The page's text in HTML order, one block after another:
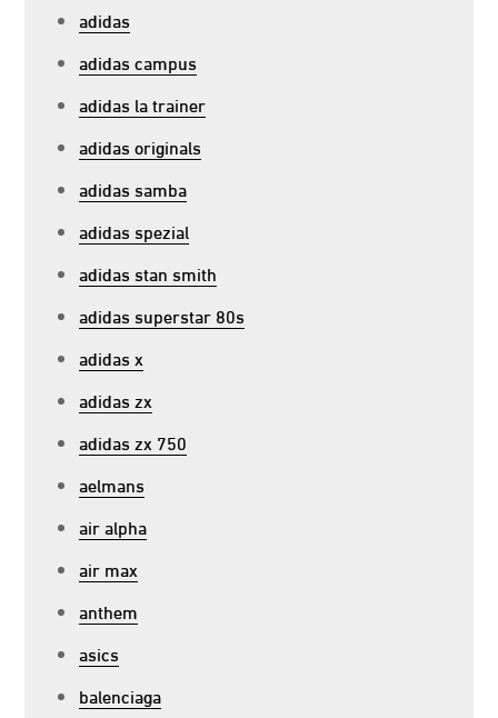
adidas
adidas campus
adidas la trainer
adidas originals
adidas samba
adidas spezial
adidas stan smith
adidas superstar 80s
adidas x
adidas zx
adidas zx 750
aelmans
air alpha
air max
anthem
asics
balenciaga